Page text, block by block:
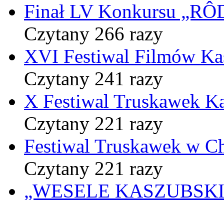
Finał LV Konkursu
Czytany 266 razy
XVI Festiwal Filmów
Czytany 241 razy
X Festiwal Truskawek
Czytany 221 razy
Festiwal Truskawek w
Czytany 221 razy
„WESELE